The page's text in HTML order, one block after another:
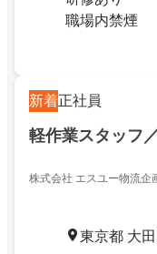
職場内禁煙
新着正社員
軽作業スタッフ
株式会社 エスユー物流企
東京都 大